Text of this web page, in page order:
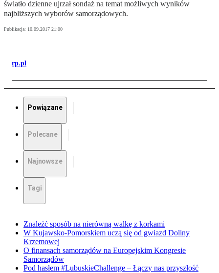
światło dzienne ujrzał sondaż na temat możliwych wyników
najbliższych wyborów samorządowych.
Publikacja: 10.09.2017 21:00
rp.pl
Powiązane
Polecane
Najnowsze
Tagi
Znaleźć sposób na nierówną walkę z korkami
W Kujawsko-Pomorskiem uczą się od gwiazd Doliny
Krzemowej
O finansach samorządów na Europejskim Kongresie
Samorządów
Pod hasłem #LubuskieChallenge – Łączy nas przyszłość